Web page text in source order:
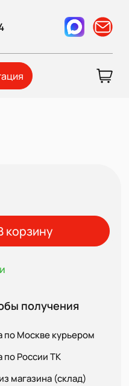
корзину
получения
по Москве курьером
по России ТК
магазина (склад)